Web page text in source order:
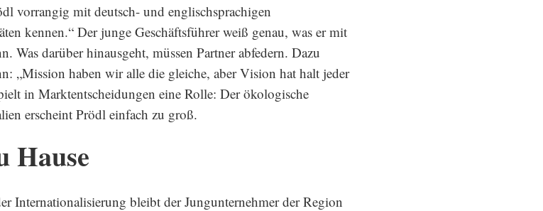
vorrangig mit deutsch- und englischsprachigen
kennen.“ Der junge Geschäftsführer weiß genau, was er mit
Was darüber hinausgeht, müssen Partner abfedern. Dazu
„Mission haben wir alle die gleiche, aber Vision hat halt jeder
in Marktentscheidungen eine Rolle: Der ökologische
erscheint Prödl einfach zu groß.
Hause
Internationalisierung bleibt der Jungunternehmer der Region